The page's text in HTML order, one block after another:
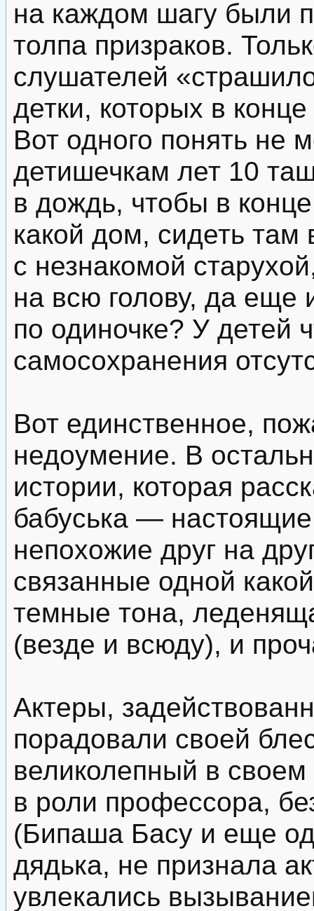
на каждом шагу были
толпа призраков.
слушателей
детки, которых в
Вот одного понять не
детишечкам лет 10
в дождь, чтобы в
какой дом, сидеть там
с незнакомой
на всю голову, да еще
по одиночке? У детей
самосохранения
Вот единственное,
недоумение. В
истории, которая
бабуська —
непохожие друг на
связанные одной
темные тона,
(везде и всюду), и
Актеры,
порадовали своей
великолепный в
в роли профессора,
(Бипаша Басу и еще
дядька, не признала
увлекались